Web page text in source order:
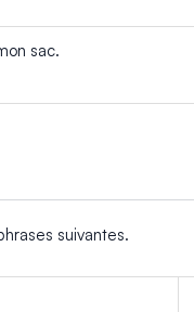
sac.
suivantes.